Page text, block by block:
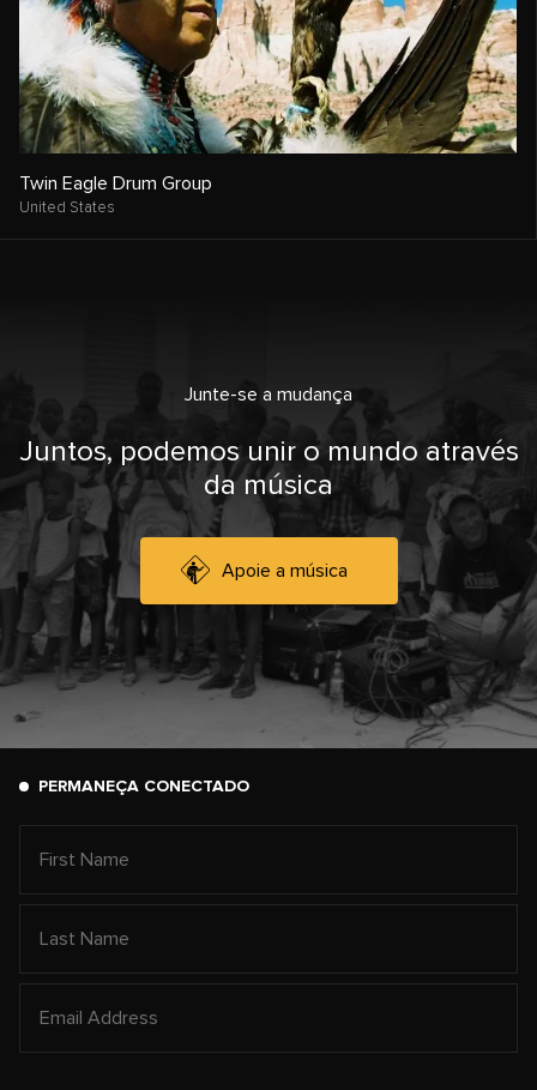
Twin Eagle Drum Group
United States
Junte-se a mudança
Juntos, podemos unir o mundo através
da música
Apoie a música
PERMANEÇA CONECTADO